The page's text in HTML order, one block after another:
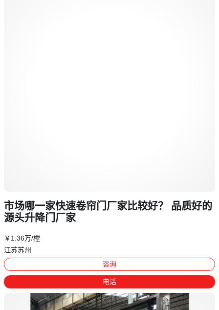
市场哪一家快速卷帘门厂家比较好？ 品质好的
源头升降门厂家
￥ 1 .36万/樘
江苏苏州
咨询
电话